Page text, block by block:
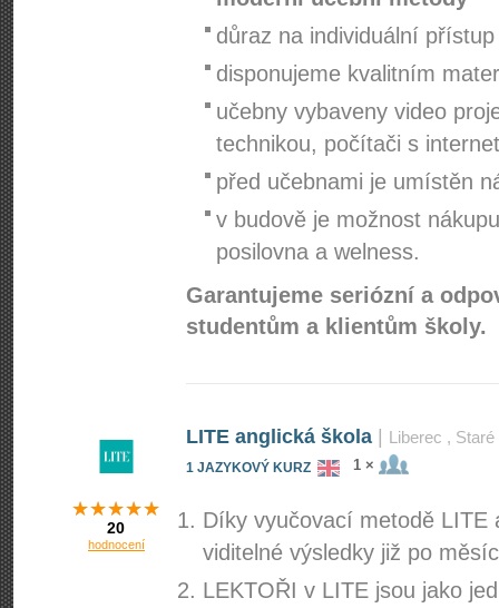
důraz na individuální přístup
disponujeme kvalitním
učebny vybaveny video
technikou, počítači s
před učebnami je umístěn
v budově je možnost
posilovna a welness.
Garantujeme seriózní a
studentům a klientům školy.
LITE anglická škola Liberec ,
1 JAZYKOVÝ KURZ 1 ×
20
hodnocení
Díky vyučovací metodě
viditelné výsledky již po
LEKTOŘI v LITE jsou jako